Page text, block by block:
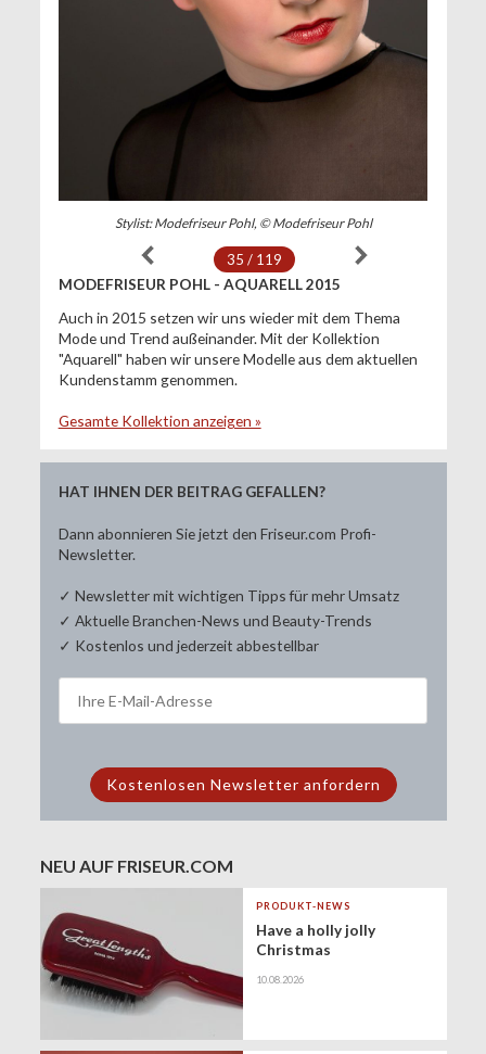
Stylist: Modefriseur Pohl, © Modefriseur Pohl
35 / 119
MODEFRISEUR POHL - AQUARELL 2015
Auch in 2015 setzen wir uns wieder mit dem Thema
Mode und Trend außeinander. Mit der Kollektion
"Aquarell" haben wir unsere Modelle aus dem aktuellen
Kundenstamm genommen.
Gesamte Kollektion anzeigen »
HAT IHNEN DER BEITRAG GEFALLEN?
Dann abonnieren Sie jetzt den Friseur.com Profi-
Newsletter.
✓ Newsletter mit wichtigen Tipps für mehr Umsatz
✓ Aktuelle Branchen-News und Beauty-Trends
✓ Kostenlos und jederzeit abbestellbar
NEU AUF FRISEUR.COM
PRODUKT-NEWS
Have a holly jolly
Christmas
10.08.2026